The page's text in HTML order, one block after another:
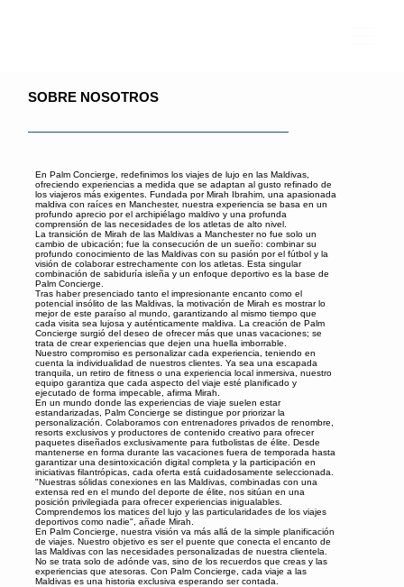
SOBRE NOSOTROS
En Palm Concierge, redefinimos los viajes de lujo en las Maldivas,
ofreciendo experiencias a medida que se adaptan al gusto refinado de
los viajeros más exigentes. Fundada por Mirah Ibrahim, una apasionada
maldiva con raíces en Manchester, nuestra experiencia se basa en un
profundo aprecio por el archipiélago maldivo y una profunda
comprensión de las necesidades de los atletas de alto nivel.
La transición de Mirah de las Maldivas a Manchester no fue solo un
cambio de ubicación; fue la consecución de un sueño: combinar su
profundo conocimiento de las Maldivas con su pasión por el fútbol y la
visión de colaborar estrechamente con los atletas. Esta singular
combinación de sabiduría isleña y un enfoque deportivo es la base de
Palm Concierge.
Tras haber presenciado tanto el impresionante encanto como el
potencial insólito de las Maldivas, la motivación de Mirah es mostrar lo
mejor de este paraíso al mundo, garantizando al mismo tiempo que
cada visita sea lujosa y auténticamente maldiva. La creación de Palm
Concierge surgió del deseo de ofrecer más que unas vacaciones; se
trata de crear experiencias que dejen una huella imborrable.
Nuestro compromiso es personalizar cada experiencia, teniendo en
cuenta la individualidad de nuestros clientes. Ya sea una escapada
tranquila, un retiro de fitness o una experiencia local inmersiva, nuestro
equipo garantiza que cada aspecto del viaje esté planificado y
ejecutado de forma impecable, afirma Mirah.
En un mundo donde las experiencias de viaje suelen estar
estandarizadas, Palm Concierge se distingue por priorizar la
personalización. Colaboramos con entrenadores privados de renombre,
resorts exclusivos y productores de contenido creativo para ofrecer
paquetes diseñados exclusivamente para futbolistas de élite. Desde
mantenerse en forma durante las vacaciones fuera de temporada hasta
garantizar una desintoxicación digital completa y la participación en
iniciativas filantrópicas, cada oferta está cuidadosamente seleccionada.
"Nuestras sólidas conexiones en las Maldivas, combinadas con una
extensa red en el mundo del deporte de élite, nos sitúan en una
posición privilegiada para ofrecer experiencias inigualables.
Comprendemos los matices del lujo y las particularidades de los viajes
deportivos como nadie", añade Mirah.
En Palm Concierge, nuestra visión va más allá de la simple planificación
de viajes. Nuestro objetivo es ser el puente que conecta el encanto de
las Maldivas con las necesidades personalizadas de nuestra clientela.
No se trata solo de adónde vas, sino de los recuerdos que creas y las
experiencias que atesoras. Con Palm Concierge, cada viaje a las
Maldivas es una historia exclusiva esperando ser contada.